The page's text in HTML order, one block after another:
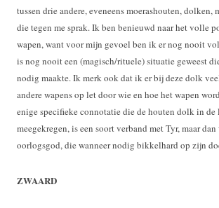
tussen drie andere, eveneens moerashouten, dolken,
die tegen me sprak. Ik ben benieuwd naar het volle
wapen, want voor mijn gevoel ben ik er nog nooit
is nog nooit een (magisch/rituele) situatie geweest
nodig maakte. Ik merk ook dat ik er bij deze dolk
andere wapens op let door wie en hoe het wapen
enige specifieke connotatie die de houten dolk in
meegekregen, is een soort verband met Tyr, maar
oorlogsgod, die wanneer nodig bikkelhard op zijn
ZWAARD